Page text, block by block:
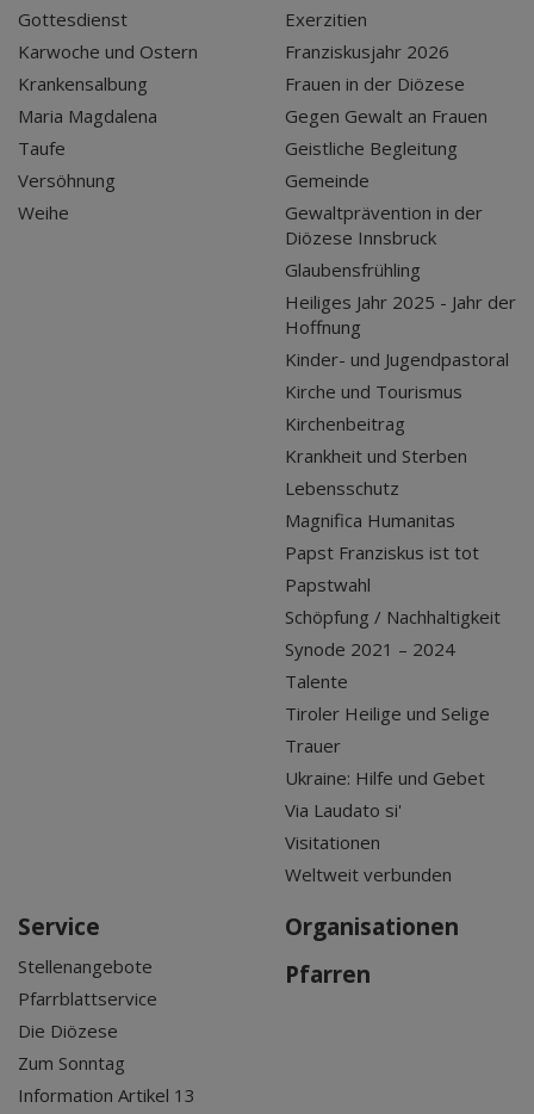
Gottesdienst
Karwoche und Ostern
Krankensalbung
Maria Magdalena
Taufe
Versöhnung
Weihe
Exerzitien
Franziskusjahr 2026
Frauen in der Diözese
Gegen Gewalt an Frauen
Geistliche Begleitung
Gemeinde
Gewaltprävention in der
Diözese Innsbruck
Glaubensfrühling
Heiliges Jahr 2025 - Jahr der
Hoffnung
Kinder- und Jugendpastoral
Kirche und Tourismus
Kirchenbeitrag
Krankheit und Sterben
Lebensschutz
Magnifica Humanitas
Papst Franziskus ist tot
Papstwahl
Schöpfung / Nachhaltigkeit
Synode 2021 – 2024
Talente
Tiroler Heilige und Selige
Trauer
Ukraine: Hilfe und Gebet
Via Laudato si'
Visitationen
Weltweit verbunden
Service
Stellenangebote
Pfarrblattservice
Die Diözese
Zum Sonntag
Information Artikel 13
Organisationen
Pfarren